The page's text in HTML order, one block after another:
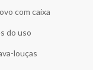
com caixa
do uso
louças